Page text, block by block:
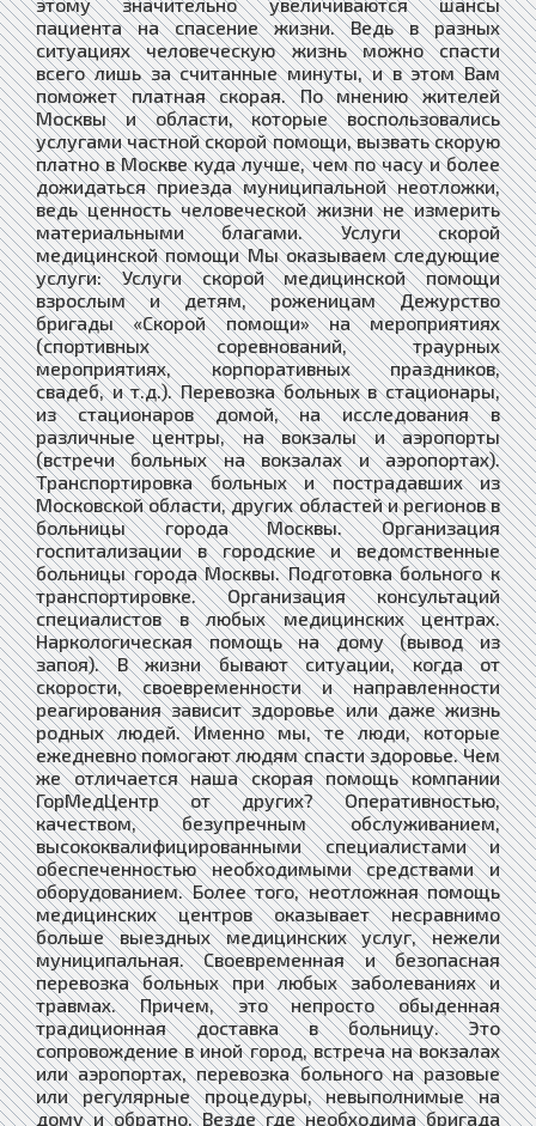
пациента на спасение жизни. Ведь в разных
ситуациях человеческую жизнь можно спасти
всего лишь за считанные минуты, и в этом Вам
поможет платная скорая. По мнению жителей
Москвы и области, которые воспользовались
услугами частной скорой помощи, вызвать скорую
платно в Москве куда лучше, чем по часу и более
дожидаться приезда муниципальной неотложки,
ведь ценность человеческой жизни не измерить
материальными благами. Услуги скорой
медицинской помощи Мы оказываем следующие
услуги: Услуги скорой медицинской помощи
взрослым и детям, роженицам Дежурство
бригады «Скорой помощи» на мероприятиях
(спортивных соревнований, траурных
мероприятиях, корпоративных праздников,
свадеб, и т.д.). Перевозка больных в стационары,
из стационаров домой, на исследования в
различные центры, на вокзалы и аэропорты
(встречи больных на вокзалах и аэропортах).
Транспортировка больных и пострадавших из
Московской области, других областей и регионов в
больницы города Москвы. Организация
госпитализации в городские и ведомственные
больницы города Москвы. Подготовка больного к
транспортировке. Организация консультаций
специалистов в любых медицинских центрах.
Наркологическая помощь на дому (вывод из
запоя). В жизни бывают ситуации, когда от
скорости, своевременности и направленности
реагирования зависит здоровье или даже жизнь
родных людей. Именно мы, те люди, которые
ежедневно помогают людям спасти здоровье. Чем
же отличается наша скорая помощь компании
ГорМедЦентр от других? Оперативностью,
качеством, безупречным обслуживанием,
высококвалифицированными специалистами и
обеспеченностью необходимыми средствами и
оборудованием. Более того, неотложная помощь
медицинских центров оказывает несравнимо
больше выездных медицинских услуг, нежели
муниципальная. Своевременная и безопасная
перевозка больных при любых заболеваниях и
травмах. Причем, это непросто обыденная
традиционная доставка в больницу. Это
сопровождение в иной город, встреча на вокзалах
или аэропортах, перевозка больного на разовые
или регулярные процедуры, невыполнимые на
дому и обратно. Везде где необходима бригада